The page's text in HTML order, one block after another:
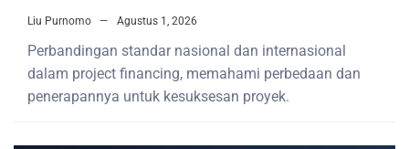
Liu Purnomo Agustus 1, 2026
Perbandingan standar nasional dan internasional
dalam project financing, memahami perbedaan dan
penerapannya untuk kesuksesan proyek.